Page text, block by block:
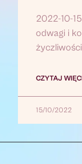
2022-10-
odwagi i
CZYTAJ
15/10/2022